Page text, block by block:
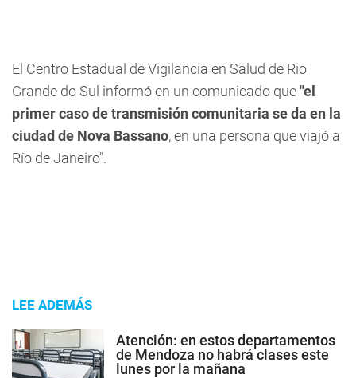
El Centro Estadual de Vigilancia en Salud de Rio
Grande do Sul informó en un comunicado que"el
primer caso de transmisión comunitaria se da en la
ciudad de Nova Bassano, en una persona que viajó a
Río de Janeiro".
LEE ADEMÁS
Atención: en estos departamentos
de Mendoza no habrá clases este
lunes por la mañana